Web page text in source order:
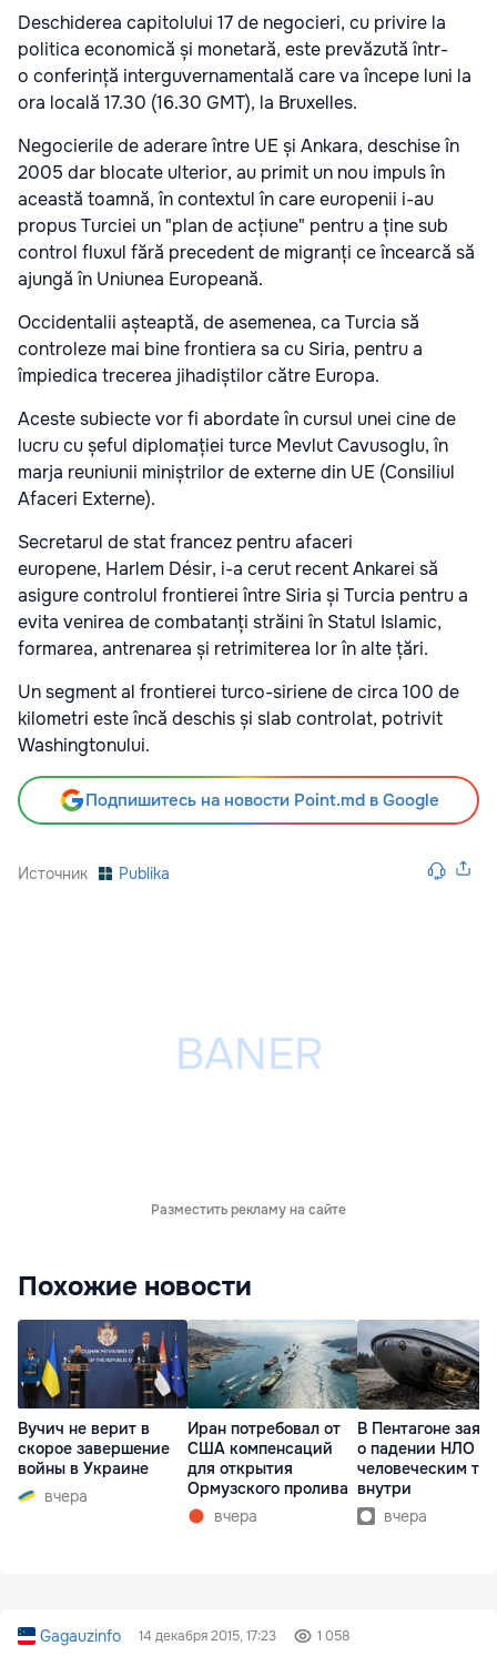
Deschiderea capitolului 17 de negocieri, cu privire la
politica economică și monetară, este prevăzută într-
o conferință interguvernamentală care va începe luni la
ora locală 17.30 (16.30 GMT), la Bruxelles.
Negocierile de aderare între UE și Ankara, deschise în
2005 dar blocate ulterior, au primit un nou impuls în
această toamnă, în contextul în care europenii i-au
propus Turciei un "plan de acțiune" pentru a ține sub
control fluxul fără precedent de migranți ce încearcă să
ajungă în Uniunea Europeană.
Occidentalii așteaptă, de asemenea, ca Turcia să
controleze mai bine frontiera sa cu Siria, pentru a
împiedica trecerea jihadiștilor către Europa.
Aceste subiecte vor fi abordate în cursul unei cine de
lucru cu șeful diplomației turce Mevlut Cavusoglu, în
marja reuniunii miniștrilor de externe din UE (Consiliul
Afaceri Externe).
Secretarul de stat francez pentru afaceri
europene, Harlem Désir, i-a cerut recent Ankarei să
asigure controlul frontierei între Siria și Turcia pentru a
evita venirea de combatanți străini în Statul Islamic,
formarea, antrenarea și retrimiterea lor în alte țări.
Un segment al frontierei turco-siriene de circa 100 de
kilometri este încă deschis și slab controlat, potrivit
Washingtonului.
Подпишитесь на новости Point.md в Google
Источник Publika
Разместить рекламу на сайте
Похожие новости
Вучич не верит в
скорое завершение
войны в Украине
вчера
Иран потребовал от
США компенсаций
для открытия
Ормузского пролива
вчера
В Пентагоне
о падении НЛО с
человеческим
внутри
вчера
Gagauzinfo 14 декабря 2015, 17:23 1 058